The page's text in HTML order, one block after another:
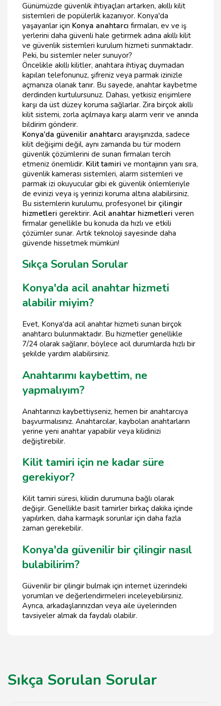
Günümüzde güvenlik ihtiyaçları artarken, akıllı kilit
sistemleri de popülerlik kazanıyor. Konya'da
yaşayanlar için Konya anahtarcı firmaları, ev ve iş
yerlerini daha güvenli hale getirmek adına akıllı kilit
ve güvenlik sistemleri kurulum hizmeti sunmaktadır.
Peki, bu sistemler neler sunuyor?
Öncelikle akıllı kilitler, anahtara ihtiyaç duymadan
kapıları telefonunuz, şifreniz veya parmak izinizle
açmanıza olanak tanır. Bu sayede, anahtar kaybetme
derdinden kurtulursunuz. Dahası, yetkisiz erişimlere
karşı da üst düzey koruma sağlarlar. Zira birçok akıllı
kilit sistemi, zorla açılmaya karşı alarm verir ve anında
bildirim gönderir.
Konya'da güvenilir anahtarcı arayışınızda, sadece
kilit değişimi değil, aynı zamanda bu tür modern
güvenlik çözümlerini de sunan firmaları tercih
etmeniz önemlidir. Kilit tamiri ve montajının yanı sıra,
güvenlik kamerası sistemleri, alarm sistemleri ve
parmak izi okuyucular gibi ek güvenlik önlemleriyle
de evinizi veya iş yerinizi koruma altına alabilirsiniz.
Bu sistemlerin kurulumu, profesyonel bir çilingir
hizmetleri gerektirir. Acil anahtar hizmetleri veren
firmalar genellikle bu konuda da hızlı ve etkili
çözümler sunar. Artık teknoloji sayesinde daha
güvende hissetmek mümkün!
Sıkça Sorulan Sorular
Konya'da acil anahtar hizmeti
alabilir miyim?
Evet, Konya'da acil anahtar hizmeti sunan birçok
anahtarcı bulunmaktadır. Bu hizmetler genellikle
7/24 olarak sağlanır, böylece acil durumlarda hızlı bir
şekilde yardım alabilirsiniz.
Anahtarımı kaybettim, ne
yapmalıyım?
Anahtarınızı kaybettiyseniz, hemen bir anahtarcıya
başvurmalısınız. Anahtarcılar, kaybolan anahtarların
yerine yeni anahtar yapabilir veya kilidinizi
değiştirebilir.
Kilit tamiri için ne kadar süre
gerekiyor?
Kilit tamiri süresi, kilidin durumuna bağlı olarak
değişir. Genellikle basit tamirler birkaç dakika içinde
yapılırken, daha karmaşık sorunlar için daha fazla
zaman gerekebilir.
Konya'da güvenilir bir çilingir nasıl
bulabilirim?
Güvenilir bir çilingir bulmak için internet üzerindeki
yorumları ve değerlendirmeleri inceleyebilirsiniz.
Ayrıca, arkadaşlarınızdan veya aile üyelerinden
tavsiyeler almak da faydalı olabilir.
Sıkça Sorulan Sorular